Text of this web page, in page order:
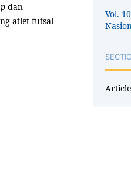
dan
atlet futsal
Vol.